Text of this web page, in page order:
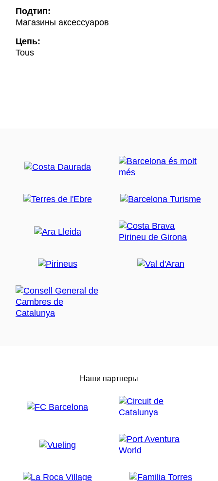
Подтип:
Магазины аксессуаров
Цепь:
Tous
Наши партнеры